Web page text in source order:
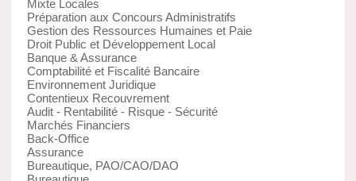
Mixte Locales
Préparation aux Concours Administratifs
Gestion des Ressources Humaines et Paie
Droit Public et Développement Local
Banque & Assurance
Comptabilité et Fiscalité Bancaire
Environnement Juridique
Contentieux Recouvrement
Audit - Rentabilité - Risque - Sécurité
Marchés Financiers
Back-Office
Assurance
Bureautique, PAO/CAO/DAO